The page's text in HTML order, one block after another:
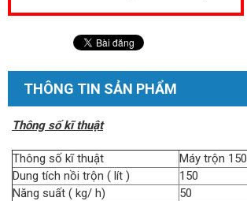
THÔNG TIN SẢN PHẨM
Thông số kĩ thuật
Thông số kĩ thuật Máy trộn 150
Dung tích nồi trộn ( lít )
150
Năng suất ( kg/ h)
50